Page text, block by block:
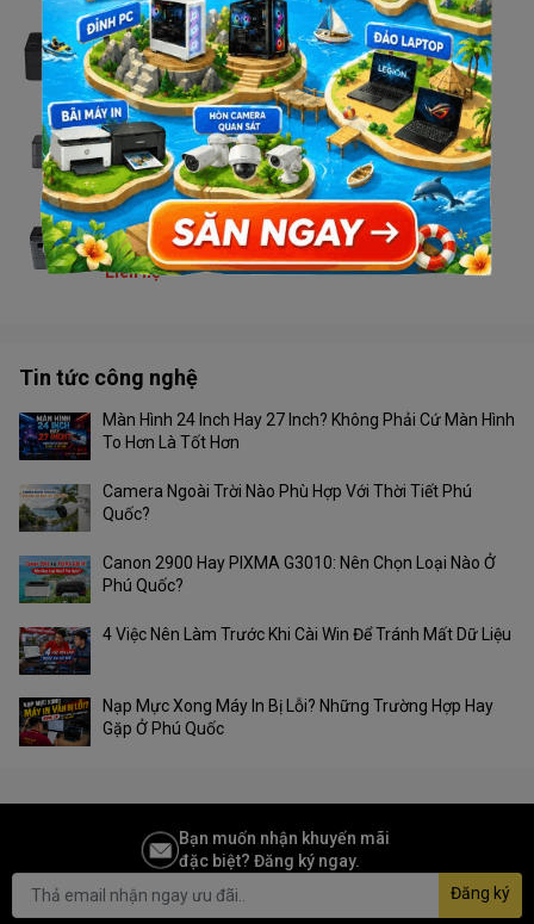
Máy in Brother HL - L2366DW
Liên hệ
Máy in Brother HL - L2321D
Liên hệ
Máy in Brother DCP - L2520D
Liên hệ
Tin tức công nghệ
Màn Hình 24 Inch Hay 27 Inch? Không Phải Cứ Màn Hình
To Hơn Là Tốt Hơn
Camera Ngoài Trời Nào Phù Hợp Với Thời Tiết Phú
Quốc?
Canon 2900 Hay PIXMA G3010: Nên Chọn Loại Nào Ở
Phú Quốc?
4 Việc Nên Làm Trước Khi Cài Win Để Tránh Mất Dữ Liệu
Nạp Mực Xong Máy In Bị Lỗi? Những Trường Hợp Hay
Gặp Ở Phú Quốc
Bạn muốn nhận khuyến mãi
đặc biệt? Đăng ký ngay.
Đăng ký